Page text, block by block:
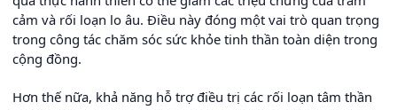
cảm và rối loạn lo âu. Điều này đóng một vai trò quan trọng
trong công tác chăm sóc sức khỏe tinh thần toàn diện trong
cộng đồng.
Hơn thế nữa, khả năng hỗ trợ điều trị các rối loạn tâm thần